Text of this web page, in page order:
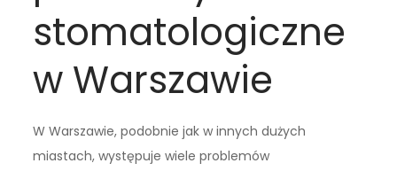
stomatologiczne
w Warszawie
W Warszawie, podobnie jak w innych dużych
miastach, występuje wiele problemów